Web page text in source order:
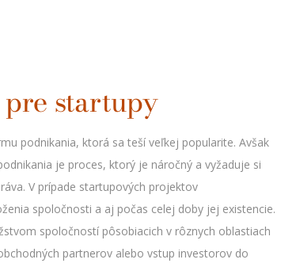
pre startupy
podnikania, ktorá sa teší veľkej popularite. Avšak
je proces, ktorý je náročný a vyžaduje si
V prípade startupových projektov
spoločnosti a aj počas celej doby jej existencie.
spoločností pôsobiacich v rôznych oblastiach
partnerov alebo vstup investorov do